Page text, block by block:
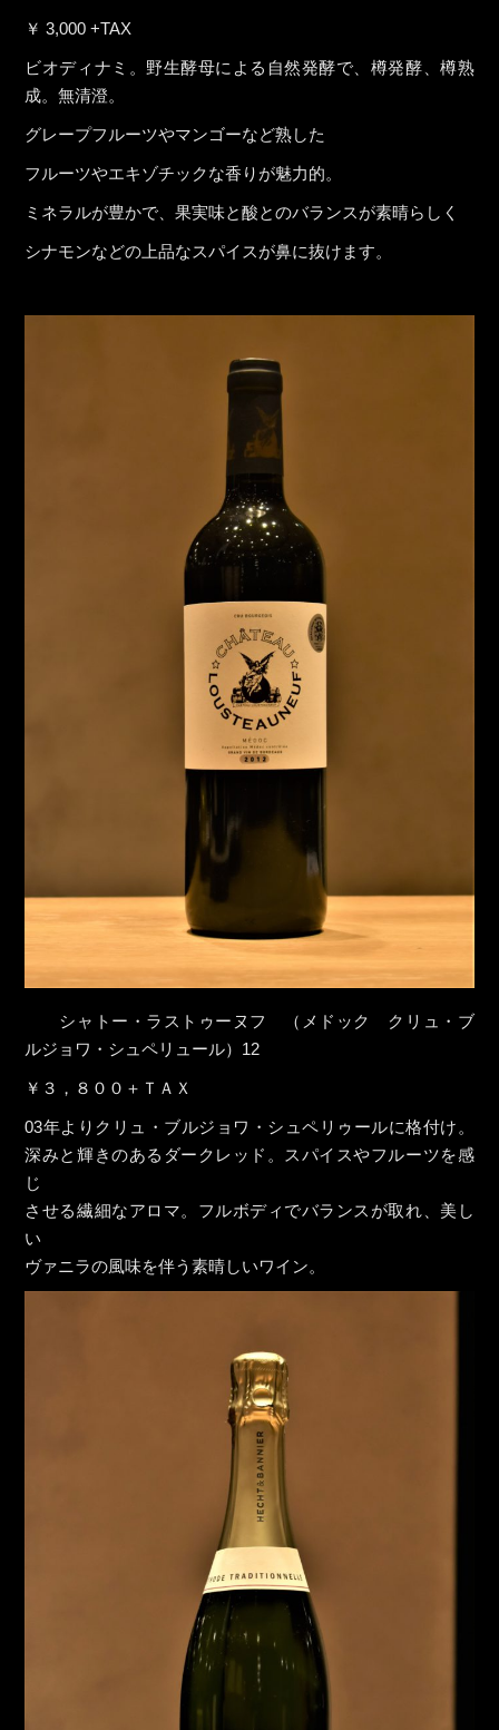
￥ 3,000 +TAX
ビオディナミ。野生酵母による自然発酵で、樽発酵、樽熟
成。無清澄。
グレープフルーツやマンゴーなど熟した
フルーツやエキゾチックな香りが魅力的。
ミネラルが豊かで、果実味と酸とのバランスが素晴らしく
シナモンなどの上品なスパイスが鼻に抜けます。
シャトー・ラストゥーヌフ （メドック クリュ・ブ
ルジョワ・シュペリュール）12
￥３，８００＋ＴＡＸ
03年よりクリュ・ブルジョワ・シュペリゥールに格付け。
深みと輝きのあるダークレッド。スパイスやフルーツを感
じ
させる繊細なアロマ。フルボディでバランスが取れ、美し
い
ヴァニラの風味を伴う素晴しいワイン。